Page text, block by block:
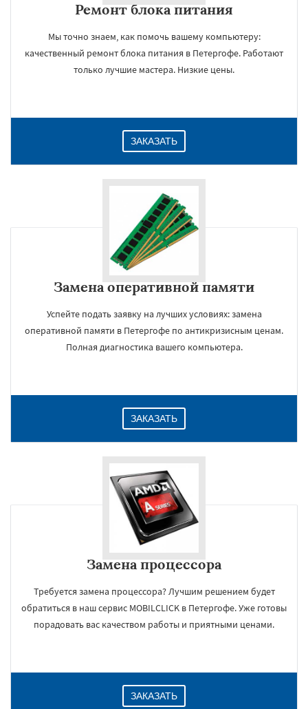
Ремонт блока питания
Мы точно знаем, как помочь вашему компьютеру:
качественный ремонт блока питания в Петергофе. Работают
только лучшие мастера. Низкие цены.
ЗАКАЗАТЬ
Замена оперативной памяти
Успейте подать заявку на лучших условиях: замена
оперативной памяти в Петергофе по антикризисным ценам.
Полная диагностика вашего компьютера.
ЗАКАЗАТЬ
Замена процессора
Требуется замена процессора? Лучшим решением будет
обратиться в наш сервис MOBILCLICK в Петергофе. Уже готовы
порадовать вас качеством работы и приятными ценами.
ЗАКАЗАТЬ